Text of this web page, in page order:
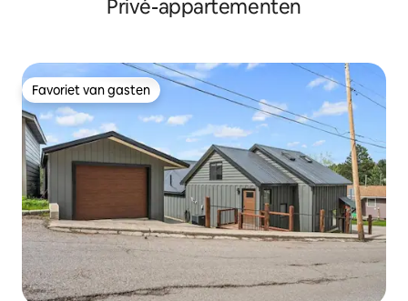
Privé-appartementen
Favoriet van gasten
Favoriet van gasten